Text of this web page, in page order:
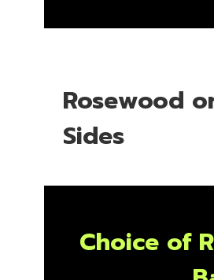
Rosewood
Sides
Choice of